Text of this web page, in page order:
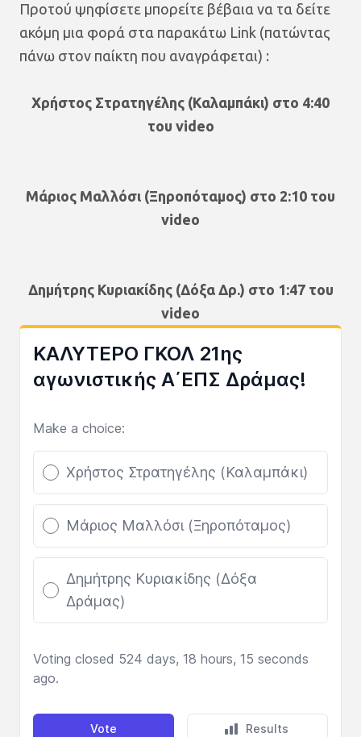
Προτού ψηφίσετε μπορείτε βέβαια να τα δείτε
ακόμη μια φορά στα παρακάτω Link (πατώντας
πάνω στον παίκτη που αναγράφεται) :
Χρήστος Στρατηγέλης (Καλαμπάκι) στο 4:40
του video
Mάριος Μαλλόσι (Ξηροπόταμος) στο 2:10 του
video
Δημήτρης Κυριακίδης (Δόξα Δρ.) στο 1:47 του
video